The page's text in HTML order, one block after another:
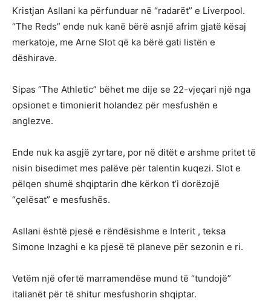
Kristjan Asllani ka përfunduar në “radarët” e Liverpool.
“The Reds” ende nuk kanë bërë asnjë afrim gjatë kësaj
merkatoje, me Arne Slot që ka bërë gati listën e
dëshirave.
Sipas “The Athletic” bëhet me dije se 22-vjeçari një nga
opsionet e timonierit holandez për mesfushën e
anglezve.
Ende nuk ka asgjë zyrtare, por në ditët e arshme pritet të
nisin bisedimet mes palëve për talentin kuqezi. Slot e
pëlqen shumë shqiptarin dhe kërkon t’i dorëzojë
“çelësat” e mesfushës.
Asllani është pjesë e rëndësishme e Interit , teksa
Simone Inzaghi e ka pjesë të planeve për sezonin e ri.
Vetëm një ofertë marramendëse mund të “tundojë”
italianët për të shitur mesfushorin shqiptar.